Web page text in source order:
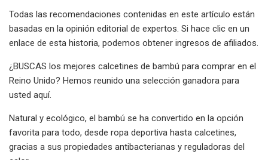
Todas las recomendaciones contenidas en este artículo están
basadas en la opinión editorial de expertos. Si hace clic en un
enlace de esta historia, podemos obtener ingresos de afiliados.
¿BUSCAS los mejores calcetines de bambú para comprar en el
Reino Unido? Hemos reunido una selección ganadora para
usted aquí.
Natural y ecológico, el bambú se ha convertido en la opción
favorita para todo, desde ropa deportiva hasta calcetines,
gracias a sus propiedades antibacterianas y reguladoras del